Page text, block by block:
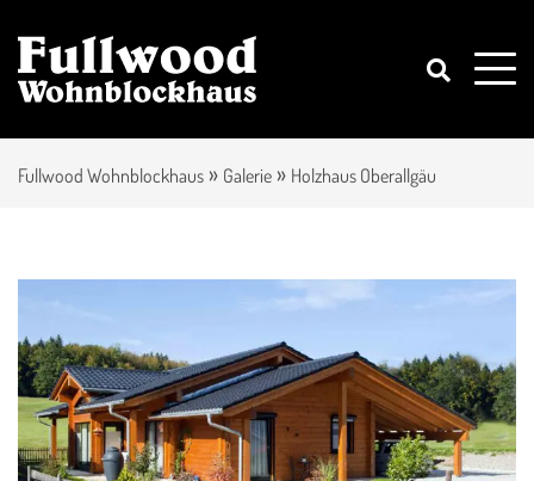
Fullwood Wohnblockhaus » Galerie » Holzhaus Oberallgäu